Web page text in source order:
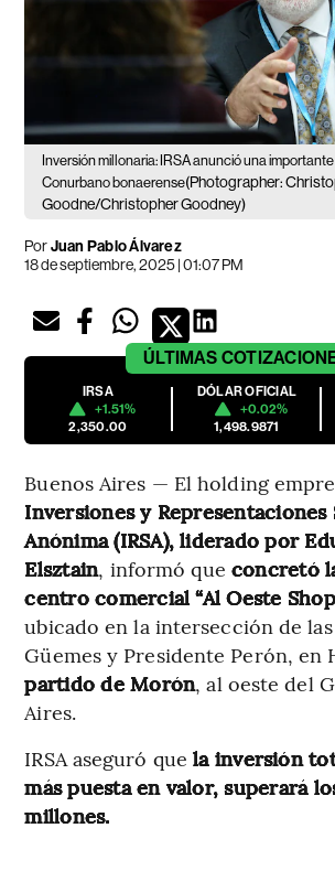
Inversión millonaria: IRSA anunció una
Conurbano bonaerense(Photographer:
Goodne/Christopher Goodney)
PorJuan Pablo Álvarez
18 de septiembre, 2025 | 01:07 PM
ÚLTIMAS
IRSA
+1.51%
2,350.00
DÓLAR OFICIAL
+0.02%
1,498.9871
Buenos Aires — El holding
Inversiones y Representaciones
Anónima (IRSA), liderado por
Elsztain, informó que concretó
centro comercial “Al Oeste
ubicado en la intersección de
Güemes y Presidente Perón, en
partido de Morón, al oeste del
Aires.
IRSA aseguró quela inversión
más puesta en valor, superará
millones.